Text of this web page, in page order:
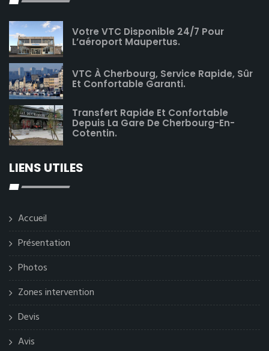
Votre VTC Disponible 24/7 Pour
L’aéroport Maupertus.
VTC À Cherbourg, Service Rapide, Sûr
Et Confortable Garanti.
Transfert Rapide Et Confortable
Depuis La Gare De Cherbourg-En-
Cotentin.
LIENS UTILES
Accueil
Présentation
Photos
Zones intervention
Devis
Avis